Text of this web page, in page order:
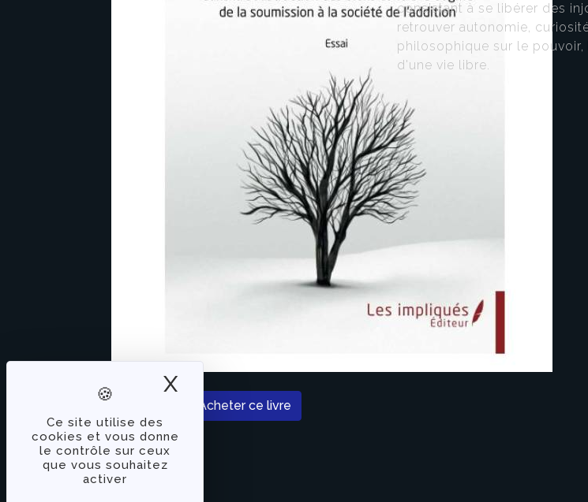
Ce site utilise des
cookies et vous donne
le contrôle sur ceux
que vous souhaitez
activer
X Masquer le bandeau des cookies
Acheter ce livre
consistant à se libérer des
retrouver autonomie,
philosophique sur le
d'une vie libre.